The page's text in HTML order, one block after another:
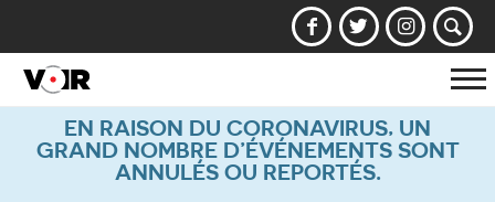
la
EN RAISON DU CORONAVIRUS, UN
GRAND NOMBRE D’ÉVÉNEMENTS SONT
ANNULÉS OU REPORTÉS.